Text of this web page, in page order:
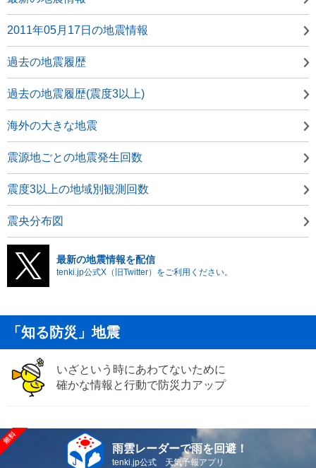
2011年05月17日の地震情報
過去の地震履歴
過去の地震履歴(震度3以上)
海外の大きな地震
震源地ごとの地震発生回数
震度3以上の地域別観測回数
震央分布図
最新の地震情報を配信
tenki.jp公式X（旧Twitter）をご利用ください。
「知る防災」地震
いざという時にあわてないために
確かな情報と行動で防災力アップ
雨雲レーダーで雨を回避！
tenki.jp公式 天気予報アプリ